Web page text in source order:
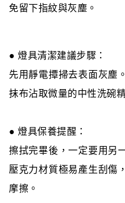
免留下指紋與灰塵。
● 燈具清潔建議步驟：
先用靜電撢掃去表面灰塵
抹布沾取微量的中性洗碗
● 燈具保養提醒：
擦拭完畢後，一定要用另
壓克力材質極易產生刮傷
摩擦。